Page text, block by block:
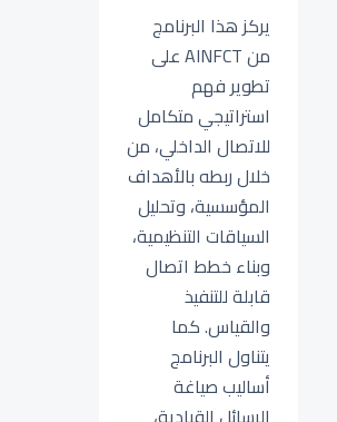
يركز هذا البرنامج
من AINFCT على
تطوير فهم
استراتيجي متكامل
للاتصال الداخلي، من
خلال ربطه بالأهداف
المؤسسية، وتحليل
السياقات التنظيمية،
وبناء خطط اتصال
قابلة للتنفيذ
والقياس. كما
يتناول البرنامج
أساليب صياغة